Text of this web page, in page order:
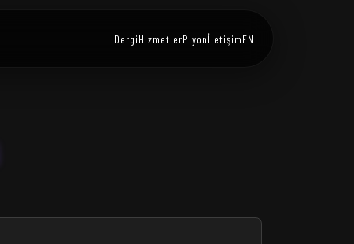
DergiHizmetlerPiyonİletişimEN